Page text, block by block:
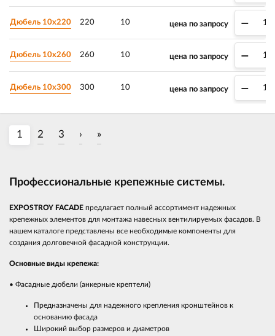
Дюбель 10х220 220 10 цена по запросу –
Дюбель 10х260 260 10 цена по запросу –
Дюбель 10х300 300 10 цена по запросу –
1 2 3 › »
Профессиональные крепежные системы.
EXPOSTROY FACADE предлагает полный ассортимент надежных
крепежных элементов для монтажа навесных вентилируемых фасадов. В
нашем каталоге представлены все необходимые компоненты для
создания долговечной фасадной конструкции.
Основные виды крепежа:
• Фасадные дюбели (анкерные крептели)
Предназначены для надежного крепления кронштейнов к
основанию фасада
Широкий выбор размеров и диаметров